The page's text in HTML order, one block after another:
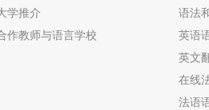
学推介
作教师与语言学校
语法
英语
英文
在线
法语